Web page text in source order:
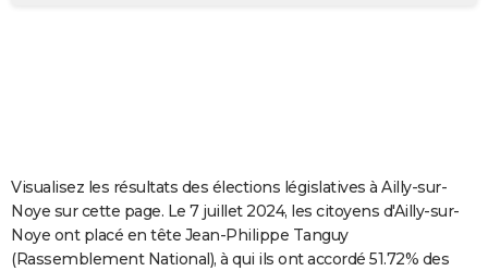
Carte de Noël
Carte Bonne année
Carte Saint-Valentin
Carte Pâques
Carte d'anniversaire
DICTIONNAIRE
Dictionnaire
Biographies
Citations
Expressions
Proverbes
PROGRAMME TV
Visualisez les résultats des élections législatives à Ailly-sur-
Noye sur cette page. Le 7 juillet 2024, les citoyens d'Ailly-sur-
Noye ont placé en tête Jean-Philippe Tanguy
(Rassemblement National), à qui ils ont accordé 51.72% des